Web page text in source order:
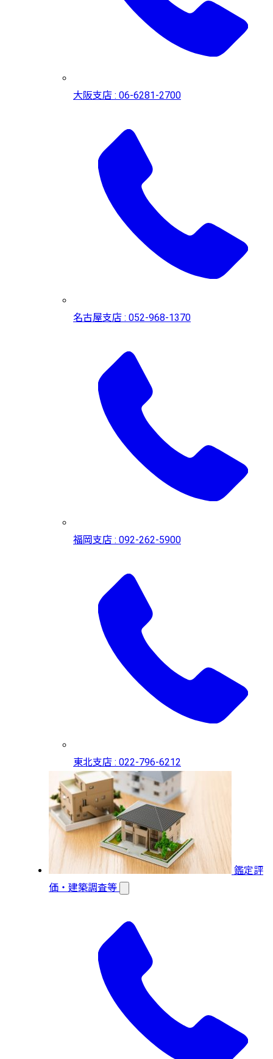
大阪支店 : 06-6281-2700
名古屋支店 : 052-968-1370
福岡支店 : 092-262-5900
東北支店 : 022-796-6212
鑑定評
価・建築調査等